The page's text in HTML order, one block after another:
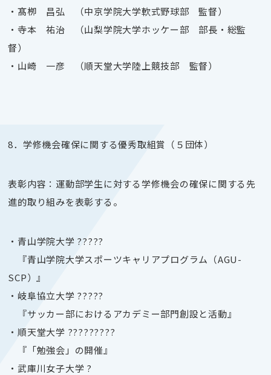
・髙栁 昌弘 （中京学院大学軟式野球部 監督）
・寺本 祐治 （山梨学院大学ホッケー部 部長・総監
督）
・山崎 一彦 （順天堂大学陸上競技部 監督）
8．学修機会確保に関する優秀取組賞（５団体）
表彰内容：運動部学生に対する学修機会の確保に関する先
進的取り組みを表彰する。
・青山学院大学 ?????
『青山学院大学スポーツキャリアプログラム（AGU-
SCP）』
・岐阜協立大学 ?????
『サッカー部におけるアカデミー部門創設と活動』
・順天堂大学 ?????????
『「勉強会」の開催』
・武庫川女子大学 ?